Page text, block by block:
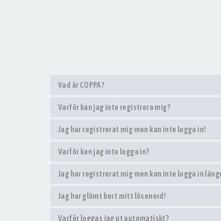
Vad är COPPA?
Varför kan jag inte registrera mig?
Jag har registrerat mig men kan inte logga in!
Varför kan jag inte logga in?
Jag har registrerat mig men kan inte logga in
Jag har glömt bort mitt lösenord!
Varför loggas jag ut automatiskt?